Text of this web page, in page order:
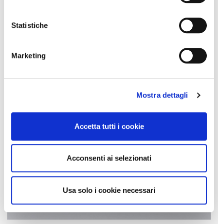
Statistiche
Marketing
Mostra dettagli
Accetta tutti i cookie
Acconsenti ai selezionati
Usa solo i cookie necessari